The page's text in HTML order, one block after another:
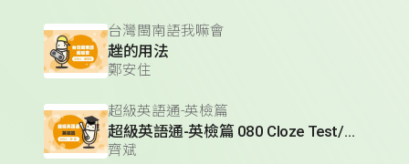
台灣閩南語我嘛會
趖的用法
鄭安住
超級英語通-英檢篇
超級英語通-英檢篇 080 Cloze Test/段落-10
齊斌